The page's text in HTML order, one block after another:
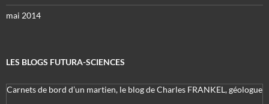
mai 2014
LES BLOGS FUTURA-SCIENCES
Carnets de bord d’un martien, le blog de Charles FRANKEL, géologue